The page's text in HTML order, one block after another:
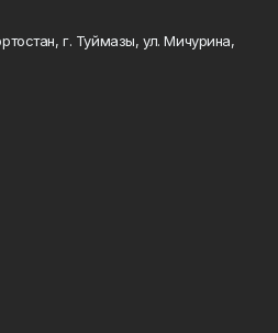
г. Туймазы, ул. Мичурина,